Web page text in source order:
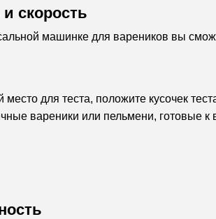
скорость
машинке для вареников вы
место для теста, положите кусочек
вареники или пельмени, готовые к